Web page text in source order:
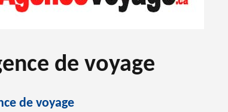
de voyage
de voyage